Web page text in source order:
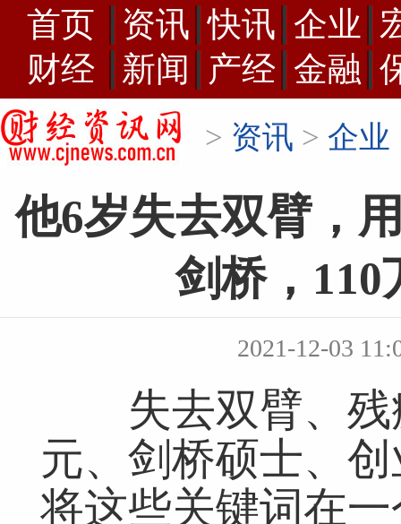
首页 资讯 快讯 企业
财经
新闻 产经 金融
> 资讯 > 企业
他6岁失去双臂，
剑桥，110
2021-12-03
失去双臂、残
元、剑桥硕士、
将这些关键词在